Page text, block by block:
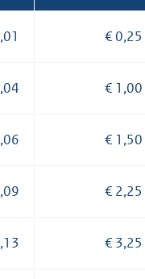
€ 0,25
€ 1,00
€ 1,50
€ 2,25
€ 3,25